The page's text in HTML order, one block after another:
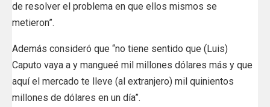
de resolver el problema en que ellos mismos se
metieron”.
Además consideró que “no tiene sentido que (Luis)
Caputo vaya a y mangueé mil millones dólares más y que
aquí el mercado te lleve (al extranjero) mil quinientos
millones de dólares en un día”.